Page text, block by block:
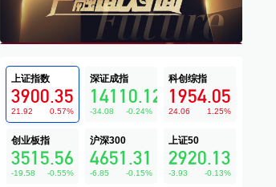
上证指数
3900.35
21.92 0.57%
深证成指
14110.12
-34.08 -0.24%
科创综指
1954.05
24.06 1.25%
创业板指
3515.56
-19.58 -0.55%
沪深300
4651.31
-6.85 -0.15%
上证50
2920.13
-3.93 -0.13%